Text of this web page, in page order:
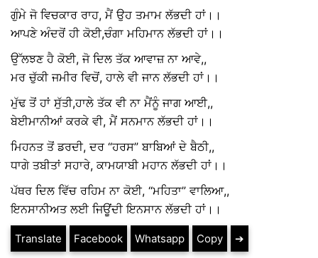
ਗੁੰਮੇ ਜੋ ਵਿਚਕਾਰ ਰਾਹ, ਮੈਂ ਉਹ ਤਮਾਮ ਲੱਭਦੀ ਹਾਂ।।
ਆਪਣੇ ਅੰਦਰੋਂ ਹੀ ਕੋਈ,ਚੰਗਾ ਮਹਿਮਾਨ ਲੱਭਦੀ ਹਾਂ।।
ਉੱਲਝਣ ਹੈ ਕੋਈ, ਜੋ ਦਿਲ ਤੱਕ ਆਵਾਜ਼ ਨਾ ਆਵੇ,,
ਮਰ ਚੁੱਕੀ ਜਮੀਰ ਵਿਚੋਂ, ਹਾਲੇ ਵੀ ਜਾਨ ਲੱਭਦੀ ਹਾਂ।।
ਮੁੱਢ ਤੋਂ ਹਾਂ ਸੁੱਤੀ,ਹਾਲੇ ਤੱਕ ਵੀ ਨਾ ਮੈਂਨੂੰ ਜਾਗ ਆਈ,,
ਬੇਈਮਾਨੀਆਂ ਕਰਕੇ ਵੀ, ਮੈਂ ਸਨਮਾਨ ਲੱਭਦੀ ਹਾਂ।।
ਮਿਹਨਤ ਤੋਂ ਡਰਦੀ, ਦਰ “ਹਰਸ” ਬਾਬਿਆਂ ਦੇ ਬੈਠੀ,,
ਧਾਗੇ ਤਬੀਤਾਂ ਸਹਾਰੇ, ਕਾਮਯਾਬੀ ਮਹਾਨ ਲੱਭਦੀ ਹਾਂ।।
ਪੱਥਰ ਦਿਲ ਵਿੱਚ ਰਹਿਮ ਨਾ ਕੋਈ, “ਮਹਿਤਾ” ਵਾਲਿਆ,,
ਇਨਸਾਨੀਅਤ ਲਈ ਜਿਊਂਦੀ ਇਨਸਾਨ ਲੱਭਦੀ ਹਾਂ।।
Translate Facebook Whatsapp Copy ➔